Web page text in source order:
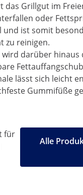
das Grillgut im
oder
und ist somit
zu reinigen.
wird darüber
lässt sich leicht
Gummifüße
für
Alle